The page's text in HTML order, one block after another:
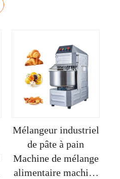
Mélangeur industriel
de pâte à pain
Machine de mélange
alimentaire machine